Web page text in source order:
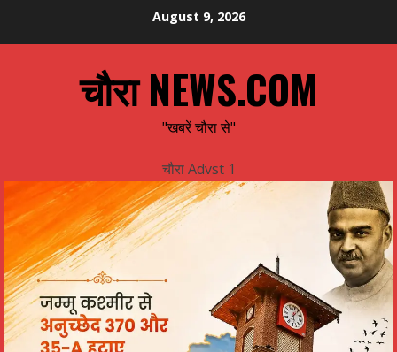
August 9, 2026
चौरा NEWS.COM
"खबरें चौरा से"
चौरा Advst 1